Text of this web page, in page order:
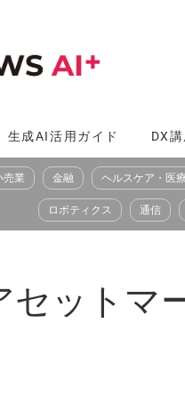
生成AI活用ガイド DX講
売業 金融 ヘルスケア・医療
ロボティクス 通信
ットマ